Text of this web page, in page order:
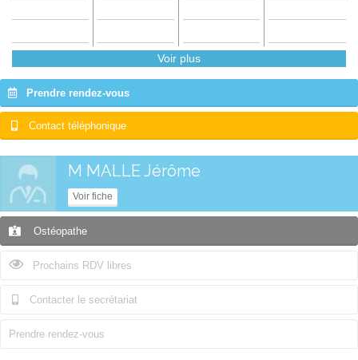
Voir plus
Prendre rendez-vous
Contact téléphonique
M MALLE Jérôme
Voir fiche
Ostéopathe
Prochains RDV libres
Contacter le secrétariat
Prendre rendez-vous